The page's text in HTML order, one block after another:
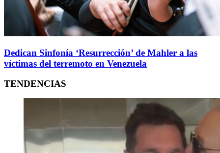
Dedican Sinfonía ‘Resurrección’ de Mahler a las
víctimas del terremoto en Venezuela
TENDENCIAS